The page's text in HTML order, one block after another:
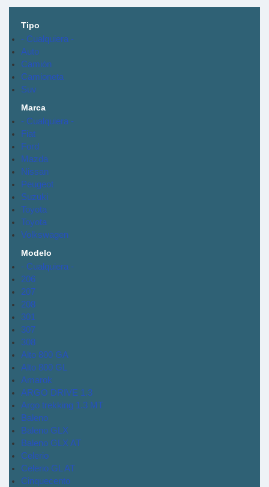
Tipo
- Cualquiera -
Auto
Camión
Camioneta
Suv
Marca
- Cualquiera -
Fiat
Ford
Mazda
Nissan
Peugeot
Suzuki
Toyota
Toyota
Volkswagen
Modelo
- Cualquiera -
206
207
208
301
307
308
Alto 800 GA
Alto 800 GL
Amarok
ARGO DRIVE 1.3
Argo trekking 1.3 MT
Baleno
Baleno GLX
Baleno GLX AT
Celerio
Celerio GL AT
Cinquecento